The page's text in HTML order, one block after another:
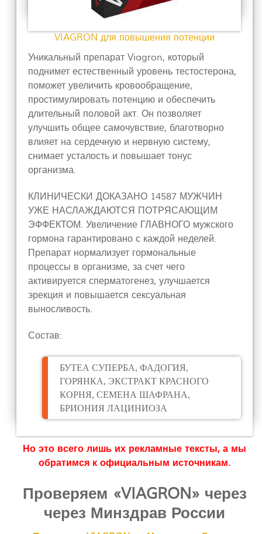
VIAGRON для повышения потенции
Уникальный препарат Viagron, который
поднимет естественный уровень тестостерона,
поможет увеличить кровообращение,
простимулировать потенцию и обеспечить
длительный половой акт. Он позволяет
улучшить общее самочувствие, благотворно
влияет на сердечную и нервную систему,
снимает усталость и повышает тонус
организма.
КЛИНИЧЕСКИ ДОКАЗАНО 14587 МУЖЧИН
УЖЕ НАСЛАЖДАЮТСЯ ПОТРЯСАЮЩИМ
ЭФФЕКТОМ. Увеличение ГЛАВНОГО мужского
гормона гарантировано с каждой неделей.
Препарат нормализует гормональные
процессы в организме, за счет чего
активируется сперматогенез, улучшается
эрекция и повышается сексуальная
выносливость.
Состав:
БУТЕА СУПЕРБА, ФАДОГИЯ,
ГОРЯНКА, ЭКСТРАКТ КРАСНОГО
КОРНЯ, СЕМЕНА ШАФРАНА,
БРИОНИЯ ЛАЦИНИОЗА
Но это всего лишь их рекламные тексты, а мы
обратимся к официальным источникам.
Проверяем «VIAGRON» через
через Минздрав России